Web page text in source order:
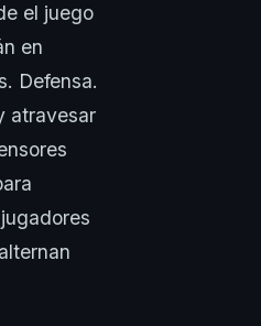
el juego
en
Defensa.
atravesar